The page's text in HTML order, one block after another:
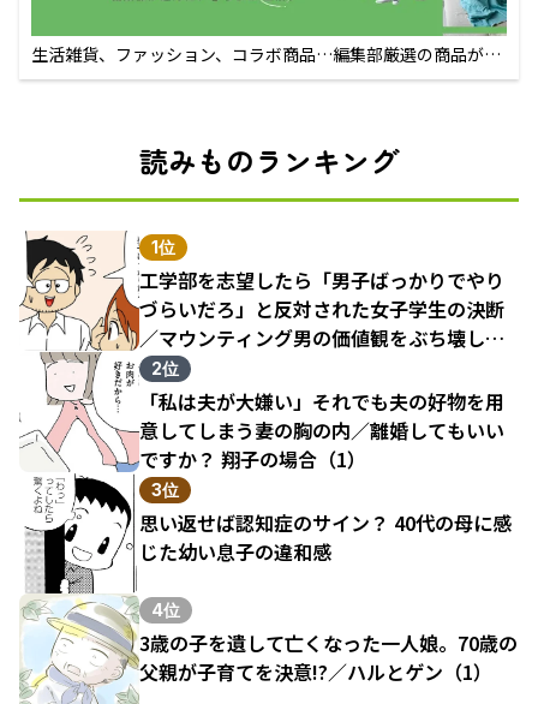
生活雑貨、ファッション、コラボ商品…編集部厳選の商品が買
えるECサイト
読みものランキング
1位
工学部を志望したら「男子ばっかりでやり
づらいだろ」と反対された女子学生の決断
／マウンティング男の価値観をぶち壊した
結果（1）
2位
「私は夫が大嫌い」それでも夫の好物を用
意してしまう妻の胸の内／離婚してもいい
ですか？ 翔子の場合（1）
3位
思い返せば認知症のサイン？ 40代の母に感
じた幼い息子の違和感
4位
3歳の子を遺して亡くなった一人娘。70歳の
父親が子育てを決意!?／ハルとゲン（1）